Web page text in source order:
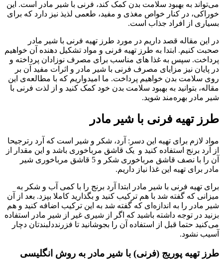
می‌تواند به بهبود سلامت بدن کمک کند، فرنی با شیر مادر است. این
خوراکی، در کنار خواص مغذی و مفید، طعمی لذیذ نیز دارد که برای
بسیاری از افراد جذاب است.
در این مقاله قصد داریم در مورد طرز تهیه فرنی با شیر مادر
صحبت کنیم. ابتدا به طرز تهیه فرنی و مواد تشکیل دهنده آن خواهیم
پرداخت. سپس به غذا های مناسب برای مصرف نوزادان پرداخته و
در پایان نیز مزایای مصرف فرنی با شیر مادر و اثرات مفید آن بر
روی سلامت بدن خواهیم پرداخت. ما امیدواریم که با مطالعه‌ی این
مقاله، بتوانید به بهبود سلامت بدن خود کمک کنید و از لذت فرنی با
شیر مادر بهره‌مند شوید.
طرز تهیه فرنی با شیر مادر
مواد لازم برای تهیه این دسر: آرد، شکر و شیر است که آرد رترجیحا
از آرد برنج استفاده کنید و یک قاشق مرباخوری باشد و این مقدار از
آن را با نصف قاشق مرباخوری شکر و 5 قاشق مرباخوری شیر
مادر برای تهیه این غذا نیاز داریم.
برای تهیه فرنی با شیر مادر ابتدا آرد برنج را با کمی آب و شکر به
میزانی که گفته شد با هم ترکیب کنید و بگذارید کاملا بپزد. بعد از آن
شیر مادر را به اندازه‌ای که گفته شد به این ترکیب اضافه کنید و هم
بزنید در توجه داشته باشید که اگر از شیری غیر از شیر مادر استفاده
می‌کنید حتما قبل از استفاده آن را بجوشانید تا فزرنددلبندتان دچار
آسیب نشود.
طرز تهیه پوریج (فرنی) با شیر مادر به روش انگلیسی